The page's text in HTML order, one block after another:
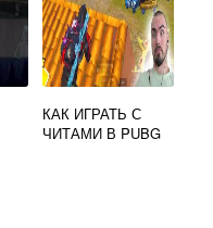
КАК ИГРАТЬ С
ЧИТАМИ В PUBG